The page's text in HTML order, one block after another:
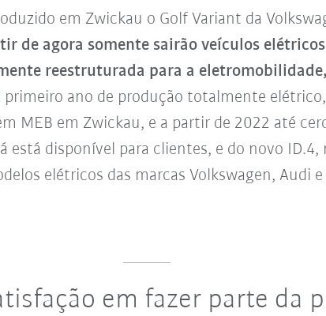
em Zwickau o Golf Variant da
de agora somente sairão veículos
reestruturada para a
primeiro ano de produção totalmente
MEB em Zwickau, e a partir de 2022 até
está disponível para clientes, e do novo
elétricos das marcas Volkswagen, Audi e
em fazer parte da